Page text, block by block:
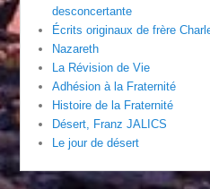
desconcertante
Écrits originaux de frère
Nazareth
La Révision de Vie
Adhésion à la Fraternité
Histoire de la Fraternité
Désert, Franz JALICS
Le jour de désert